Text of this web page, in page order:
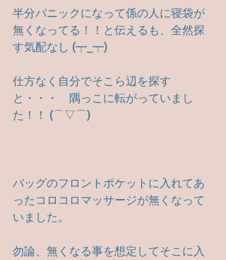
半分パニックになって係の人に寝袋が
無くなってる！！と伝えるも、全然探
す気配なし (┯_┯)
仕方なく自分でそこら辺を探す
と・・・　隅っこに転がっていまし
た！！ (⌒▽⌒)
バッグのフロントポケットに入れてあ
ったコロコロマッサージが無くなって
いました。
勿論、無くなる事を想定してそこに入